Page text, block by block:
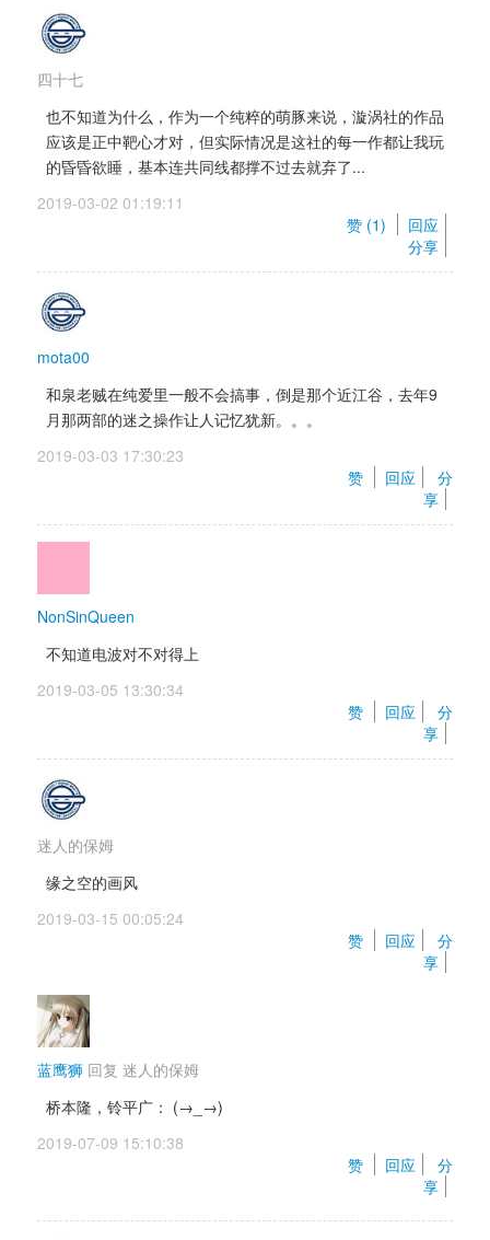
四十七
也不知道为什么，作为一个纯粹的萌豚来说，漩涡社的作品
应该是正中靶心才对，但实际情况是这社的每一作都让我玩
的昏昏欲睡，基本连共同线都撑不过去就弃了...
2019-03-02 01:19:11
赞 (1)
回应
分享
mota00
和泉老贼在纯爱里一般不会搞事，倒是那个近江谷，去年9
月那两部的迷之操作让人记忆犹新。。。
2019-03-03 17:30:23
赞
回应
分
享
NonSinQueen
不知道电波对不对得上
2019-03-05 13:30:34
赞
回应
分
享
迷人的保姆
缘之空的画风
2019-03-15 00:05:24
赞
回应
分
享
蓝鹰狮 回复 迷人的保姆
桥本隆，铃平广： (→_→)
2019-07-09 15:10:38
赞
回应
分
享